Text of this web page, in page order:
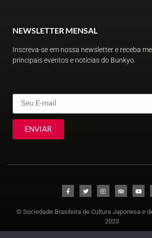
NEWSLETTER MENSAL
Inscreva-se em nossa newsletter e receba
principais eventos e notícias do Bunkyo.
ENVIAR
© Sociedade Brasileira de Cultura Japonesa e
2023